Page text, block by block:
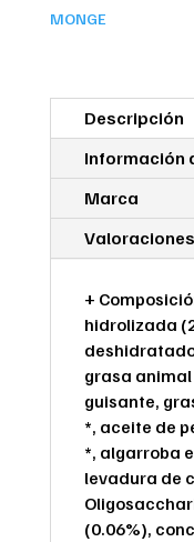
MONGE
Descripción
Información
Marca
+
hidrolizada
grasa
guisante,
*, aceite de
*, algarroba
levadura de
(0.06%),